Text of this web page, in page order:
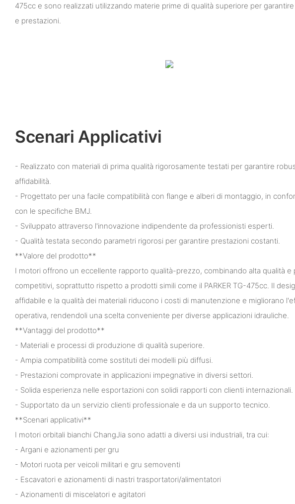
475cc e sono realizzati utilizzando materie prime di qualità superiore per
e prestazioni.
Scenari Applicativi
- Realizzato con materiali di prima qualità rigorosamente testati per garantire
affidabilità.
- Progettato per una facile compatibilità con flange e alberi di montaggio, in
con le specifiche BMJ.
- Sviluppato attraverso l'innovazione indipendente da professionisti esperti.
- Qualità testata secondo parametri rigorosi per garantire prestazioni costanti.
**Valore del prodotto**
I motori offrono un eccellente rapporto qualità-prezzo, combinando alta qualità e
competitivi, soprattutto rispetto a prodotti simili come il PARKER TG-475cc. Il
affidabile e la qualità dei materiali riducono i costi di manutenzione e migliorano
operativa, rendendoli una scelta conveniente per diverse applicazioni idrauliche.
**Vantaggi del prodotto**
- Materiali e processi di produzione di qualità superiore.
- Ampia compatibilità come sostituti dei modelli più diffusi.
- Prestazioni comprovate in applicazioni impegnative in diversi settori.
- Solida esperienza nelle esportazioni con solidi rapporti con clienti internazionali.
- Supportato da un servizio clienti professionale e da un supporto tecnico.
**Scenari applicativi**
I motori orbitali bianchi ChangJia sono adatti a diversi usi industriali, tra cui:
- Argani e azionamenti per gru
- Motori ruota per veicoli militari e gru semoventi
- Escavatori e azionamenti di nastri trasportatori/alimentatori
- Azionamenti di miscelatori e agitatori